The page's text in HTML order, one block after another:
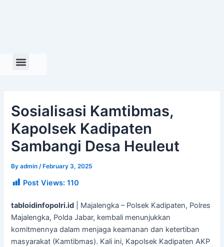
Sosialisasi Kamtibmas,
Kapolsek Kadipaten
Sambangi Desa Heuleut
Byadmin /February 3, 2025
Post Views: 110
tabloidinfopolri.id | Majalengka – Polsek Kadipaten, Polres
Majalengka, Polda Jabar, kembali menunjukkan
komitmennya dalam menjaga keamanan dan ketertiban
masyarakat (Kamtibmas). Kali ini, Kapolsek Kadipaten AKP